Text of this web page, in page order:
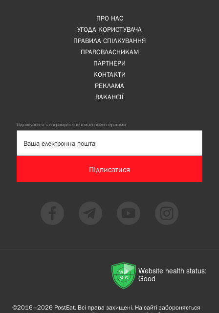
ПРО НАС
УГОДА КОРИСТУВАЧА
ПРАВИЛА СПІЛКУВАННЯ
ПРАВОВЛАСНИКАМ
ПАРТНЕРИ
КОНТАКТИ
РЕКЛАМА
ВАКАНСІЇ
Підписуйтеся та отримуйте нові матеріали першими
Підписатися
Website health status:
Good
©2016—2026 PostEat. Всі права захищені. На сайті забороняється